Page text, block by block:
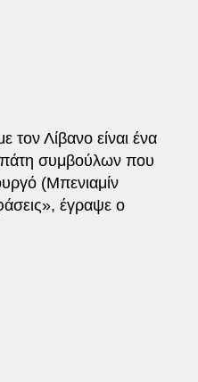
Λίβανο είναι ένα
συμβούλων που
(Μπενιαμίν
έγραψε ο